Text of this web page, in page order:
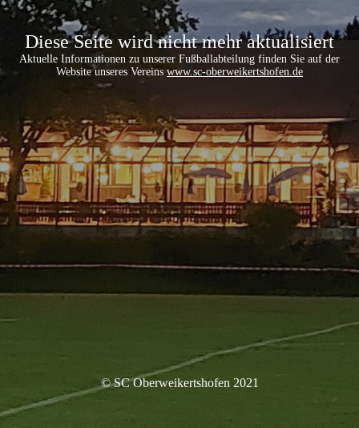
Diese Seite wird nicht mehr aktualisiert
Aktuelle Informationen zu unserer Fußballabteilung finden Sie auf der
Website unseres Vereins www.sc-oberweikertshofen.de
© SC Oberweikertshofen 2021